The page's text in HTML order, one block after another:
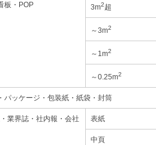
板・POP 3m2超
～3m2
～1m2
～0.25m2
パッケージ・包装紙・紙袋・封筒
業界誌・社内報・会社
表紙
中頁